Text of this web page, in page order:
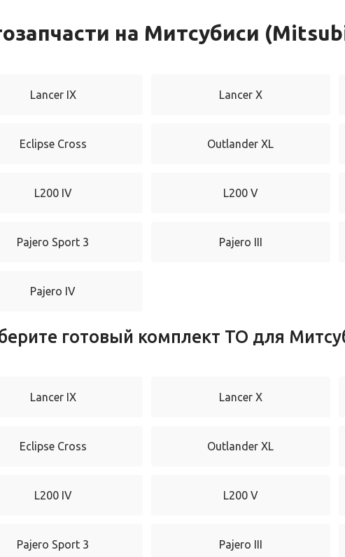
на Митсубиси
Lancer IX Lancer X
Eclipse Cross Outlander XL
L200 IV L200 V
Pajero Sport 3 Pajero III
Pajero IV
готовый комплект ТО для
Lancer IX Lancer X
Eclipse Cross Outlander XL
L200 IV L200 V
Pajero Sport 3 Pajero III